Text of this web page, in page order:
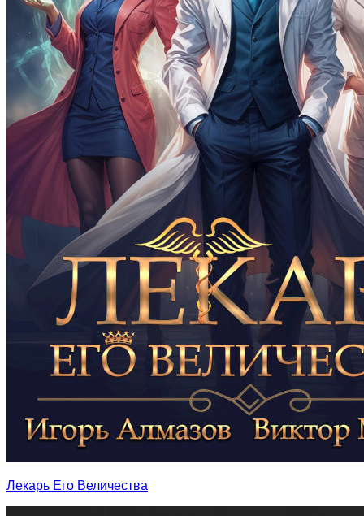
Лекарь Его Величества